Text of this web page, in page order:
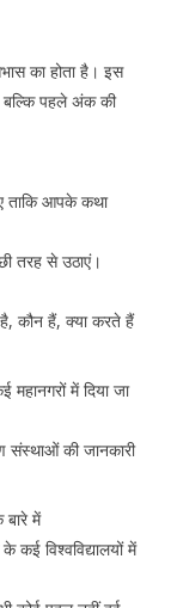
का होता है। इस
बल्कि पहले अंक की
ताकि आपके कथा
तरह से उठाएं।
कौन हैं, क्या करते हैं
में दिया जा
संस्थाओं की जानकारी
में
कई विश्वविद्यालयों में